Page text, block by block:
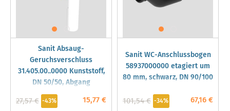
Sanit Absaug-
Geruchsverschluss
31.405.00..0000 Kunststoff,
DN 50/50, Abgang
hinten/unten, für Urinal
15,77 €
27,57 € -43%
Sanit WC-Anschlussbogen
58937000000 etagiert um
80 mm, schwarz, DN 90/100
67,16 €
101,54 € -34%